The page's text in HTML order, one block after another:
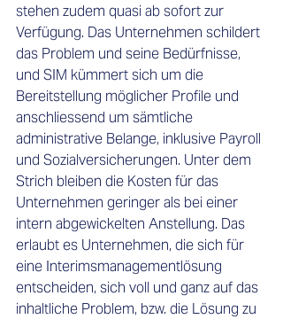
stehen zudem quasi ab sofort zur
Verfügung. Das Unternehmen schildert
das Problem und seine Bedürfnisse,
und SIM kümmert sich um die
Bereitstellung möglicher Profile und
anschliessend um sämtliche
administrative Belange, inklusive Payroll
und Sozialversicherungen. Unter dem
Strich bleiben die Kosten für das
Unternehmen geringer als bei einer
intern abgewickelten Anstellung. Das
erlaubt es Unternehmen, die sich für
eine Interimsmanagementlösung
entscheiden, sich voll und ganz auf das
inhaltliche Problem, bzw. die Lösung zu